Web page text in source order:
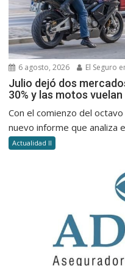
6 agosto, 2026 El Seguro
Julio dejó dos
30% y las motos vuelan
Con el comienzo del
nuevo informe que analiza
Actualidad II